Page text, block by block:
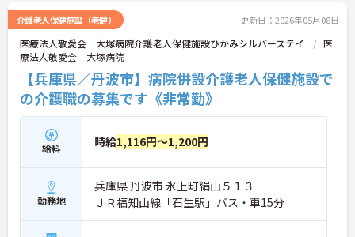
介護老人保健施設（老健） 更新日：2026年05月08日
医療法人敬愛会 大塚病院介護老人保健施設ひかみシルバーステイ
医
療法人敬愛会 大塚病院
【兵庫県／丹波市】病院併設介護老人保健施設で
の介護職の募集です《非常勤》
給料 時給1,116円～1,200円
勤務地
兵庫県 丹波市 氷上町絹山５１３
ＪＲ福知山線「石生駅」バス・車15分